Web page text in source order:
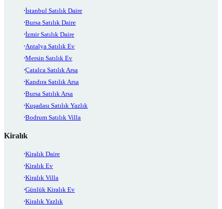
İstanbul Satılık Daire
Bursa Satılık Daire
İzmir Satılık Daire
Antalya Satılık Ev
Mersin Satılık Ev
Çatalca Satılık Arsa
Kandıra Satılık Arsa
Bursa Satılık Arsa
Kuşadası Satılık Yazlık
Bodrum Satılık Villa
Kiralık
Kiralık Daire
Kiralık Ev
Kiralık Villa
Günlük Kiralık Ev
Kiralık Yazlık